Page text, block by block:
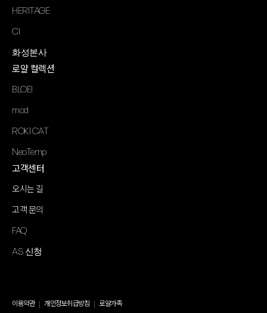
HERITAGE
CI
화성본사
로얄 컬렉션
BLOEI
mod
ROKI CAT
NeoTemp
고객센터
오시는 길
고객 문의
FAQ
AS 신청
이용약관 개인정보취급방침 로얄가족